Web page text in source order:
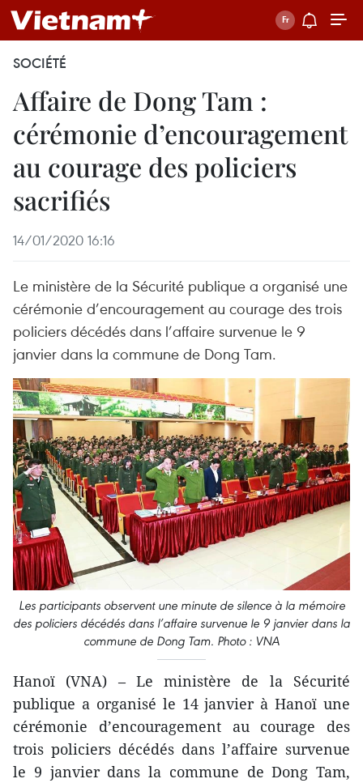
SOCIÉTÉ
Affaire de Dong Tam :
cérémonie d’encouragement
au courage des policiers
sacrifiés
14/01/2020 16:16
Le ministère de la Sécurité publique a organisé une
cérémonie d’encouragement au courage des trois
policiers décédés dans l’affaire survenue le 9
janvier dans la commune de Dong Tam.
Les participants observent une minute de silence à la mémoire
des policiers décédés dans l’affaire survenue le 9 janvier dans la
commune de Dong Tam. Photo : VNA
Hanoï (VNA) – Le ministère de la Sécurité
publique a organisé le 14 janvier à Hanoï une
cérémonie d’encouragement au courage des
trois policiers décédés dans l’affaire survenue
le 9 janvier dans la commune de Dong Tam,